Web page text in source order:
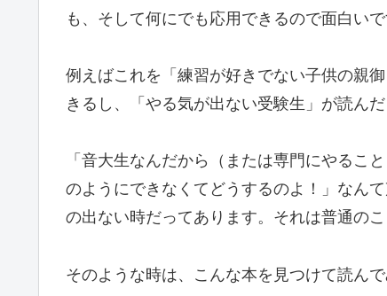
も、そして何にでも応用できるので面白いで
例えばこれを「練習が好きでない子供の親
きるし、「やる気が出ない受験生」が読ん
「音大生なんだから（または専門にやるこ
のようにできなくてどうするのよ！」なん
の出ない時だってあります。それは普通のこ
そのような時は、こんな本を見つけて読ん